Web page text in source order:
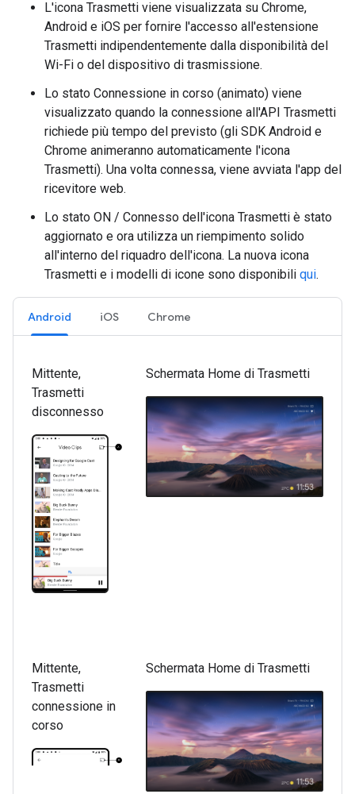
L'icona Trasmetti viene visualizzata su Chrome,
Android e iOS per fornire l'accesso all'estensione
Trasmetti indipendentemente dalla disponibilità del
Wi-Fi o del dispositivo di trasmissione.
Lo stato Connessione in corso (animato) viene
visualizzato quando la connessione all'API Trasmetti
richiede più tempo del previsto (gli SDK Android e
Chrome animeranno automaticamente l'icona
Trasmetti). Una volta connessa, viene avviata l'app del
ricevitore web.
Lo stato ON / Connesso dell'icona Trasmetti è stato
aggiornato e ora utilizza un riempimento solido
all'interno del riquadro dell'icona. La nuova icona
Trasmetti e i modelli di icone sono disponibili qui.
Android iOS Chrome
Mittente,
Trasmetti
disconnesso
Schermata Home di Trasmetti
Mittente,
Trasmetti
connessione in
corso
Schermata Home di Trasmetti